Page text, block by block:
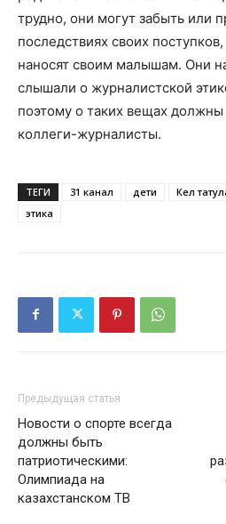
трудно, они могут забыть или
последствиях своих
наносят своим малышам. Они
слышали о журналистской
поэтому о таких вещах
коллеги-журналисты.
ТЕГИ 31 канал дети Кел
этика
Предыдущая статья
Новости о спорте всегда
должны быть
патриотическими:
Олимпиада на
казахстанском ТВ